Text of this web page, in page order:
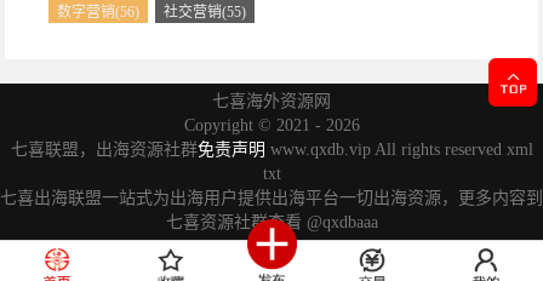
数字营销(56)
社交营销(55)
七喜海外资源网
Copyright © 2021 - 2026
七喜联盟，出海资源社群免责声明 www.qxdb.vip All rights reserved xml
txt
七喜出海联盟一站式为出海用户提供出海平台一切出海资源，更多内容到
七喜资源社群查看 @qxdbaaa